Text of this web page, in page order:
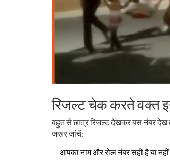
रिजल्ट चेक करते वक्त
बहुत से छात्र रिजल्ट देखकर बस नंबर देख
जरूर जांचें:
आपका नाम और रोल नंबर सही है या